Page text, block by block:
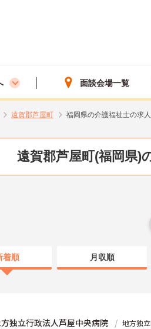
面談会場一覧
遠賀郡芦屋町 福岡県の介護福祉士の求
遠賀郡芦屋町(福岡県)
着順 月収順
独立行政法人芦屋中央病院 地方独